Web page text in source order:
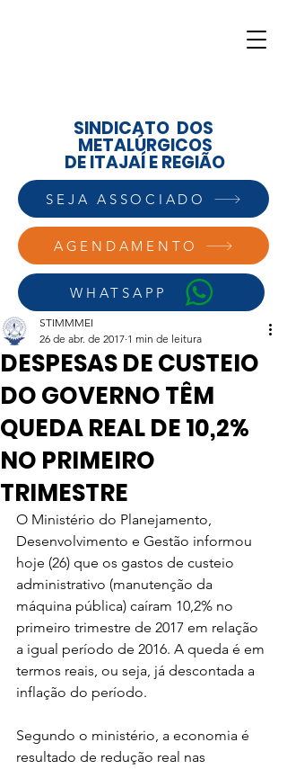
AGENDAMENTO
WHATSAPP
SINDICATO DOS
METALÚRGICOS
DE ITAJAÍ E REGIÃO
SEJA ASSOCIADO
DESPESAS DE CUSTEIO
DO GOVERNO TÊM
QUEDA REAL DE 10,2%
NO PRIMEIRO
TRIMESTRE
STIMMMEI
26 de abr. de 2017 1 min de leitura
O Ministério do Planejamento,
Desenvolvimento e Gestão informou
hoje (26) que os gastos de custeio
administrativo (manutenção da
máquina pública) caíram 10,2% no
primeiro trimestre de 2017 em relação
a igual período de 2016. A queda é em
termos reais, ou seja, já descontada a
inflação do período.
Segundo o ministério, a economia é
resultado de redução real nas